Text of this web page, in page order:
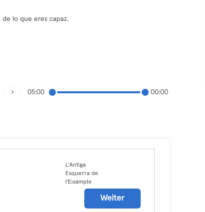
lo que eres capaz.
05:00 00:00
L'Antiga
Esquerra de
l'Eixample
Weiter